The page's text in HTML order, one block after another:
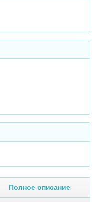
Полное описание